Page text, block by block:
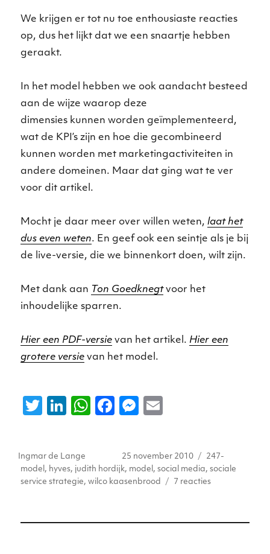
We krijgen er tot nu toe enthousiaste reacties
op, dus het lijkt dat we een snaartje hebben
geraakt.
In het model hebben we ook aandacht besteed
aan de wijze waarop deze
dimensies kunnen worden geïmplementeerd,
wat de KPI’s zijn en hoe die gecombineerd
kunnen worden met marketingactiviteiten in
andere domeinen. Maar dat ging wat te ver
voor dit artikel.
Mocht je daar meer over willen weten,laat het
dus even weten. En geef ook een seintje als je bij
de live-versie, die we binnenkort doen, wilt zijn.
Met dank aan Ton Goedknegtvoor het
inhoudelijke sparren.
Hier een PDF-versie van het artikel. Hier een
grotere versie van het model.
T
te
r
Li
e
dI
W
ts
A
p
F
e
b
o
M
e
n
er
l
Auteur
Ingmar de Lange
Geplaatst
op
25 november 2010 Tags
247-
model , hyves, judith hordijk, model ,social media,sociale
service strategie,wilco kaasenbrood 7 reactiesop